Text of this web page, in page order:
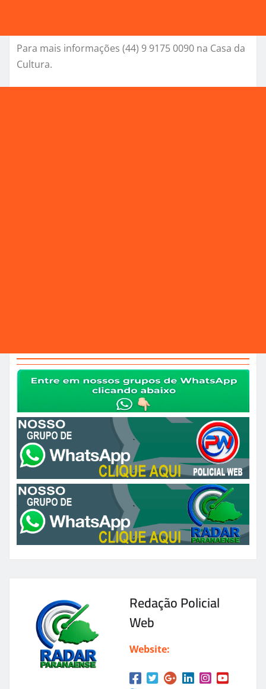
Para mais informações (44) 9 9175 0090 na Casa da
Cultura.
Redação Policial
Web
Website: